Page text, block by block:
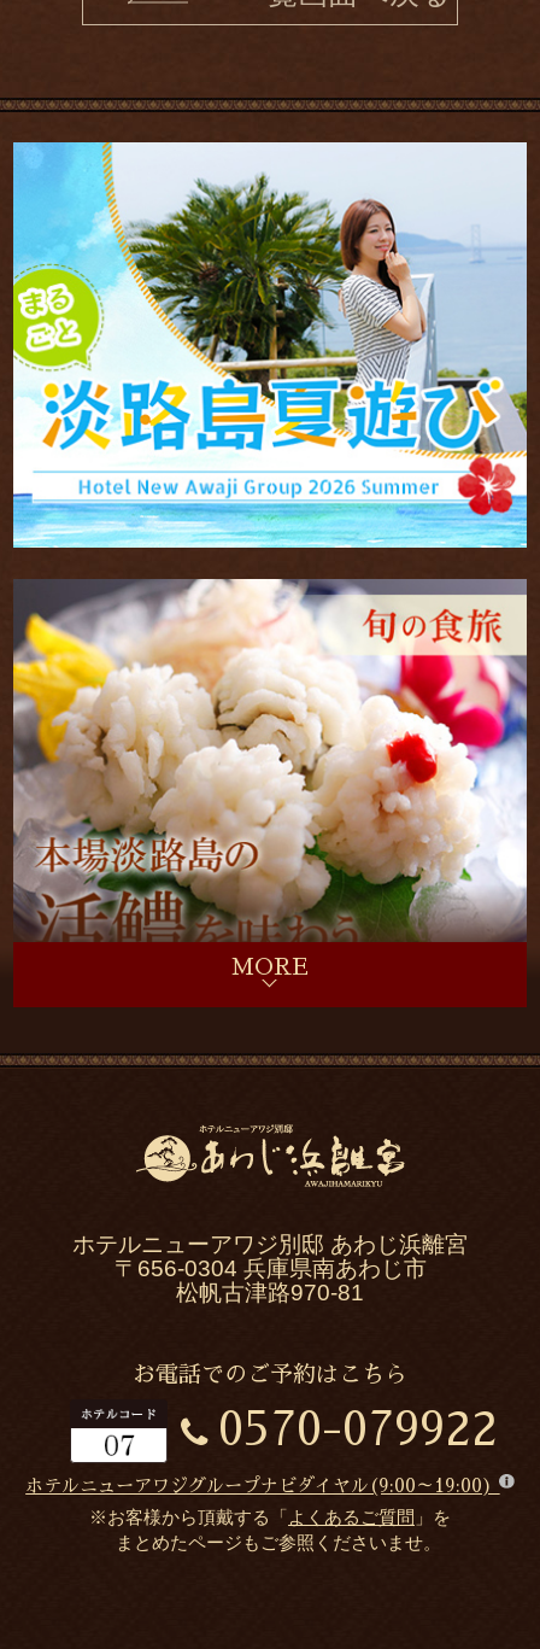
ホテルニューアワジ別邸 あわじ浜離宮
〒656-0304 兵庫県南あわじ市
松帆古津路970-81
お電話でのご予約はこちら
0570-079922
ホテルニューアワジグループナビダイヤル(9:00～19:00)
※お客様から頂戴する「よくあるご質問 」を
まとめたページもご参照くださいませ。